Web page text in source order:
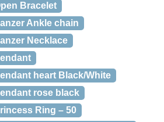
Bracelet
Ankle chain
Necklace
heart Black/White
rose black
Ring – 50